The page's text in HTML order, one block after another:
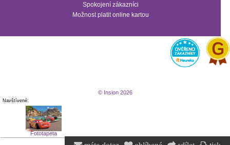
Spokojení zákazníci
Možnost platit online kartou
© Insion 2026
Navštívené:
Fototapeta
Cars a dráha